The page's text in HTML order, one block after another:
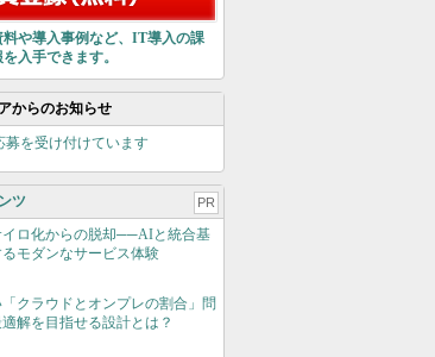
料や導入事例など、IT導入の課
入手できます。
からのお知らせ
募を受け付けています
ツ PR
イロ化からの脱却──AIと統合基
モダンなサービス体験
クラウドとオンプレの割合」問
解を目指せる設計とは？